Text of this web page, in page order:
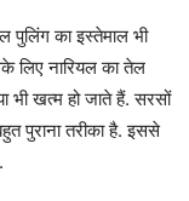
का इस्‍तेमाल भी
लिए नारियल का तेल
भी खत्म हो जाते हैं. सरसों
पुराना तरीका है. इससे